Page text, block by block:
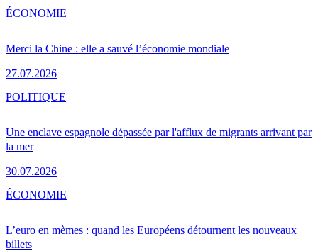
Merci la Chine : elle a sauvé l’économie mondiale
27.07.2026
ÉCONOMIE
Une enclave espagnole dépassée par l'afflux de migrants arrivant par
la mer
30.07.2026
POLITIQUE
L’euro en mèmes : quand les Européens détournent les nouveaux
billets
ÉCONOMIE